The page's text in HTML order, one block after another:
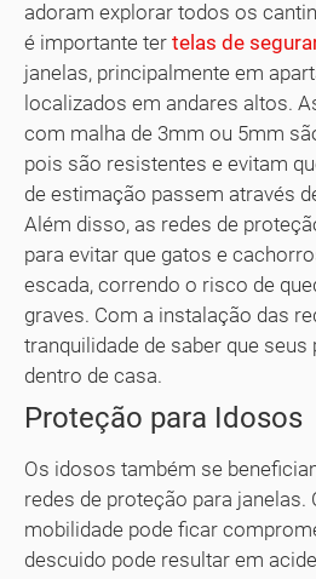
adoram explorar todos os
é importante ter telas de
janelas, principalmente em
localizados em andares altos.
com malha de 3mm ou 5mm
pois são resistentes e evitam
de estimação passem através
Além disso, as redes de
para evitar que gatos e
escada, correndo o risco de
graves. Com a instalação das
tranquilidade de saber que
dentro de casa.
Proteção para Idosos
Os idosos também se
redes de proteção para janelas.
mobilidade pode ficar
descuido pode resultar em